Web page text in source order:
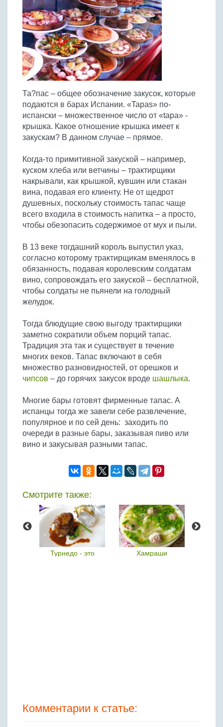
Из яиц и другие
Холодные супы
Супы-пюре
Молочные супы
Сладкие супы
Отварное мясо
Запеченное мясо
Тушеное мясо
Из мясного фарша
Из субпродуктов
Жареная рыба
Отварная и паровая
Запеченная рыба
Тушеная рыба
Из рыбного фарша
Морепродукты
Суши и роллы
Вся птица
Жареная птица
Отварная птица
Запеченная птица
Тушеная птица
Из фарша птицы
Из субпродуктов птицы
Овощи
Все овощи
Жареные овощи
Отварные овощи
Тушеные овощи
Запеченные овощи
Выпечка
Вся выпечка
Торты и пирожные
Пироги и пирожки
Кексы и маффины
Печенье и булочки
Блины и оладьи
Пиццы
Кремы
Соусы
Все соусы
Соусы к мясу
Соусы к рыбе
Соусы к овощам
Все напитки
Алкогольные напитки
Безалкогольные напитки
Заготовки
Все заготовки
Ягоды и фрукты
Овощи
Грибы
Другие заготовки
Десерты
Десерты
Молочные продукты
Пельмени, вареники
Макароны
Грибы
Бобовые
Яйца
Крупы
Та?пас – общее обозначение закусок, которые
подаются в барах Испании. «Tapas» по-
испански – множественное число от «tapa» -
крышка. Какое отношение крышка имеет к
закускам? В данном случае – прямое.
Когда-то примитивной закуской – например,
куском хлеба или ветчины – трактирщики
накрывали, как крышкой, кувшин или стакан
вина, подавая его клиенту. Не от щедрот
душевных, поскольку стоимость тапас чаще
всего входила в стоимость напитка – а просто,
чтобы обезопасить содержимое от мух и пыли.
В 13 веке тогдашний король выпустил указ,
согласно которому трактирщикам вменялось в
обязанность, подавая королевским солдатам
вино, сопровождать его закуской – бесплатной,
чтобы солдаты не пьянели на голодный
желудок.
Тогда блюдущие свою выгоду трактирщики
заметно сократили объем порций тапас.
Традиция эта так и существует в течение
многих веков. Тапас включают в себя
множество разновидностей, от орешков и
чипсов – до горячих закусок вроде шашлыка.
Многие бары готовят фирменные тапас. А
испанцы тогда же завели себе развлечение,
популярное и по сей день: заходить по
очереди в разные бары, заказывая пиво или
вино и закусывая разными тапас.
Смотрите также:
Турнедо - это Хамраши
Комментарии к статье: